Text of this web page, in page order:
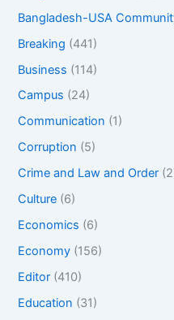
Bangladesh-USA
Breaking (441)
Business (114)
Campus (24)
Communication (1)
Corruption (5)
Crime and Law and Order
Culture (6)
Economics (6)
Economy (156)
Editor (410)
Education (31)